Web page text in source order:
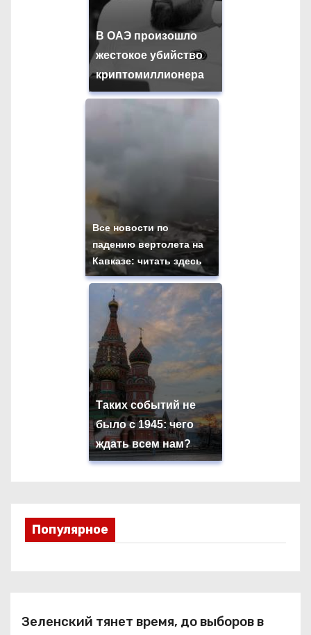
В ОАЭ произошло
жестокое убийство
криптомиллионера
Все новости по
падению вертолета на
Кавказе: читать здесь
Таких событий не
было с 1945: чего
ждать всем нам?
Популярное
Зеленский тянет время, до выборов в